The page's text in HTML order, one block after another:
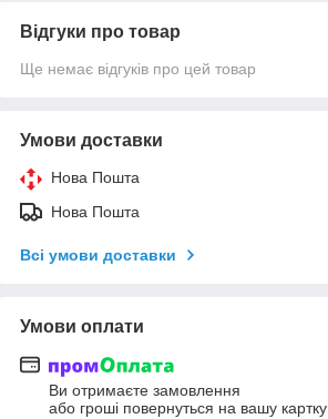
Відгуки про товар
Ще немає відгуків про цей товар
Умови доставки
Нова Пошта
Нова Пошта
Всі умови доставки
Умови оплати
Ви отримаєте замовлення
або гроші повернуться на вашу картку